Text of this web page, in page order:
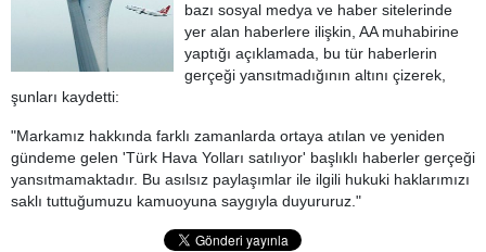
bazı sosyal medya ve haber sitelerinde
yer alan haberlere ilişkin, AA muhabirine
yaptığı açıklamada, bu tür haberlerin
gerçeği yansıtmadığının altını çizerek,
şunları kaydetti:
"Markamız hakkında farklı zamanlarda ortaya atılan ve yeniden
gündeme gelen 'Türk Hava Yolları satılıyor' başlıklı haberler gerçeği
yansıtmamaktadır. Bu asılsız paylaşımlar ile ilgili hukuki haklarımızı
saklı tuttuğumuzu kamuoyuna saygıyla duyururuz."